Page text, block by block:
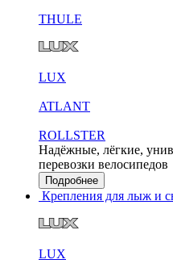
THULE
LUX
ATLANT
ROLLSTER
Надёжные, лёгкие,
перевозки велосипедов
Подробнее
Крепления для лыж и
LUX